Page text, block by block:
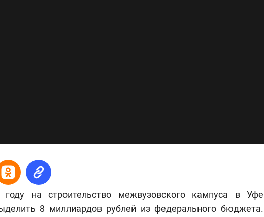
на строительство межвузовского кампуса в Уфе
8 миллиардов рублей из федерального бюджета.